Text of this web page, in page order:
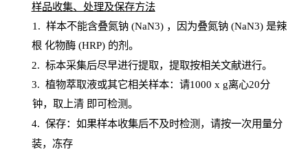
样品收集、处理及保存方法
1 . 样本不能含叠氮钠(NaN3) ，因为叠氮钠 (NaN3) 是辣
根 化物酶(HRP) 的剂。
2. 标本采集后尽早进行提取，提取按相关文献进行。
3. 植物萃取液或其它相关样本：请1000 x g离心20分
钟，取上清 即可检测。
4. 保存：如果样本收集后不及时检测，请按一次用量分
装，冻存